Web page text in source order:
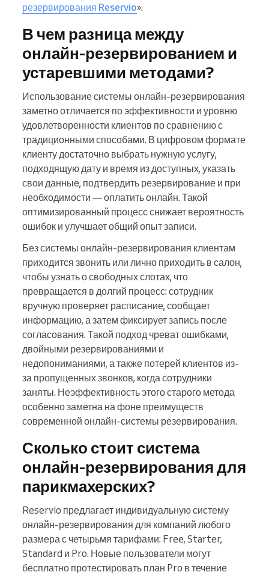
резервирования Reservio».
В чем разница между
онлайн-резервированием и
устаревшими методами?
Использование системы онлайн-резервирования
заметно отличается по эффективности и уровню
удовлетворенности клиентов по сравнению с
традиционными способами. В цифровом формате
клиенту достаточно выбрать нужную услугу,
подходящую дату и время из доступных, указать
свои данные, подтвердить резервирование и при
необходимости — оплатить онлайн. Такой
оптимизированный процесс снижает вероятность
ошибок и улучшает общий опыт записи.
Без системы онлайн-резервирования клиентам
приходится звонить или лично приходить в салон,
чтобы узнать о свободных слотах, что
превращается в долгий процесс: сотрудник
вручную проверяет расписание, сообщает
информацию, а затем фиксирует запись после
согласования. Такой подход чреват ошибками,
двойными резервированиями и
недопониманиями, а также потерей клиентов из-
за пропущенных звонков, когда сотрудники
заняты. Неэффективность этого старого метода
особенно заметна на фоне преимуществ
современной онлайн-системы резервирования.
Сколько стоит система
онлайн-резервирования для
парикмахерских?
Reservio предлагает индивидуальную систему
онлайн-резервирования для компаний любого
размера с четырьмя тарифами: Free, Starter,
Standard и Pro. Новые пользователи могут
бесплатно протестировать план Pro в течение